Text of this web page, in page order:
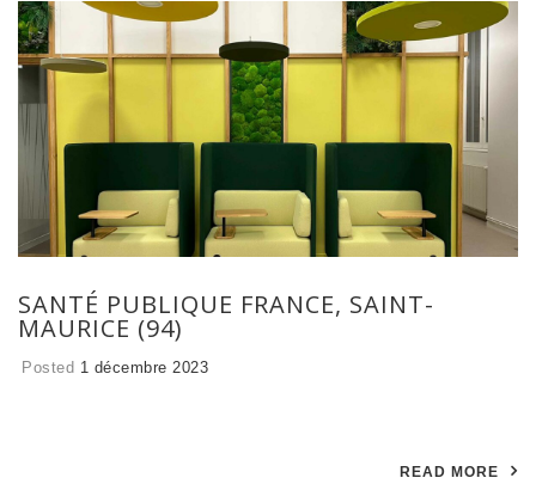
SANTÉ PUBLIQUE FRANCE, SAINT-
MAURICE (94)
Posted 1 décembre 2023
READ MORE